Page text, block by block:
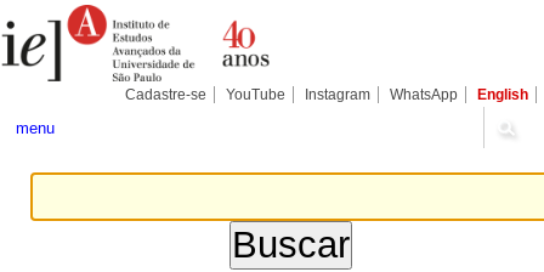
para
conteúdo.
Pessoais
Cadastre-se YouTube Instagram WhatsApp English
menu